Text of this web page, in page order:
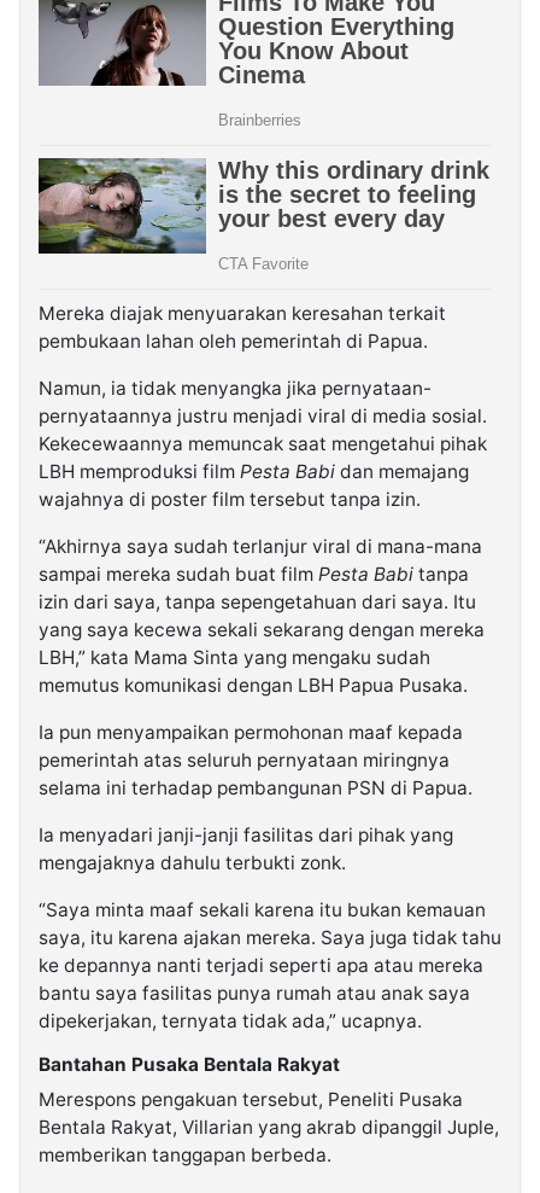
Mereka diajak menyuarakan keresahan terkait
pembukaan lahan oleh pemerintah di Papua.
Namun, ia tidak menyangka jika pernyataan-
pernyataannya justru menjadi viral di media sosial.
Kekecewaannya memuncak saat mengetahui pihak
LBH memproduksi film Pesta Babi dan memajang
wajahnya di poster film tersebut tanpa izin.
“Akhirnya saya sudah terlanjur viral di mana-mana
sampai mereka sudah buat film Pesta Babi tanpa
izin dari saya, tanpa sepengetahuan dari saya. Itu
yang saya kecewa sekali sekarang dengan mereka
LBH,” kata Mama Sinta yang mengaku sudah
memutus komunikasi dengan LBH Papua Pusaka.
Ia pun menyampaikan permohonan maaf kepada
pemerintah atas seluruh pernyataan miringnya
selama ini terhadap pembangunan PSN di Papua.
Ia menyadari janji-janji fasilitas dari pihak yang
mengajaknya dahulu terbukti zonk.
“Saya minta maaf sekali karena itu bukan kemauan
saya, itu karena ajakan mereka. Saya juga tidak tahu
ke depannya nanti terjadi seperti apa atau mereka
bantu saya fasilitas punya rumah atau anak saya
dipekerjakan, ternyata tidak ada,” ucapnya.
Bantahan Pusaka Bentala Rakyat
Merespons pengakuan tersebut, Peneliti Pusaka
Bentala Rakyat, Villarian yang akrab dipanggil Juple,
memberikan tanggapan berbeda.